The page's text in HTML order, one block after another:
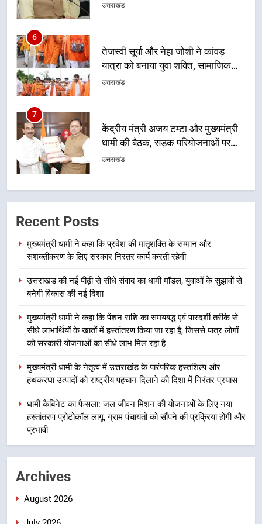
समरसता और भारतीय संस्कृति का सशक्त
उत्तराखंड
7
केंद्रीय मंत्री अजय टम्टा और मुख्यमंत्री
धामी की बैठक, सड़क परियोजनाओं पर
हुआ मंथन
उत्तराखंड
8
एमडीडीए बोर्ड बैठक में 25 विकास प्रस्तावों
को मिली मंजूरी, देहरादून-मसूरी के
नियोजित विकास को मिलेगी रफ्तार
उत्तराखंड
लिए सरकार निरंतर कार्य करती रहेगी
उत्तराखंड
उत्तराखंड की नई पीढ़ी से सीधे संवाद का
धामी मॉडल, युवाओं के सुझावों से बनेगी
विकास की नई दिशा
उत्तराखंड
3
मुख्यमंत्री धामी ने कहा कि पेंशन राशि का
समयबद्ध एवं पारदर्शी तरीके से सीधे
रहा है, जिससे पात्र लोगों को सरकारी
योजनाओं का सीधे लाभ मिल रहा है
4
पारंपरिक हस्तशिल्प और हथकरघा उत्पादों
5
Recent Posts
मुख्यमंत्री धामी ने कहा कि प्रदेश की मातृशक्ति के सम्मान और
सशक्तीकरण के लिए सरकार निरंतर कार्य करती रहेगी
उत्तराखंड की नई पीढ़ी से सीधे संवाद का धामी मॉडल, युवाओं के सुझावों से
बनेगी विकास की नई दिशा
मुख्यमंत्री धामी ने कहा कि पेंशन राशि का समयबद्ध एवं पारदर्शी तरीके से
सीधे लाभार्थियों के खातों में हस्तांतरण किया जा रहा है, जिससे पात्र लोगों
को सरकारी योजनाओं का सीधे लाभ मिल रहा है
मुख्यमंत्री धामी के नेतृत्व में उत्तराखंड के पारंपरिक हस्तशिल्प और
हथकरघा उत्पादों को राष्ट्रीय पहचान दिलाने की दिशा में निरंतर प्रयास
धामी कैबिनेट का फैसला: जल जीवन मिशन की योजनाओं के लिए नया
हस्तांतरण प्रोटोकॉल लागू, ग्राम पंचायतों को सौंपने की प्रक्रिया होगी और
प्रभावी
Archives
August 2026